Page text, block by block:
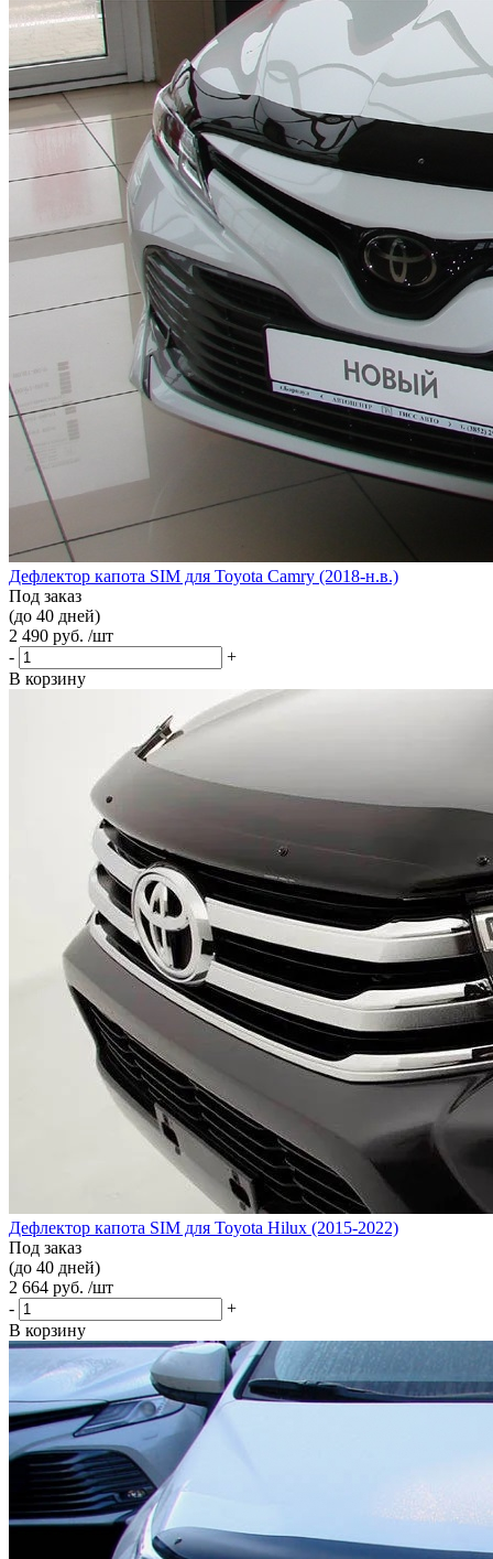
Дефлектор капота SIM для Toyota Camry (2018-н.в.)
Под заказ
(до 40 дней)
2 490 руб. /шт
-
+
В корзину
Дефлектор капота SIM для Toyota Hilux (2015-2022)
Под заказ
(до 40 дней)
2 664 руб. /шт
-
+
В корзину